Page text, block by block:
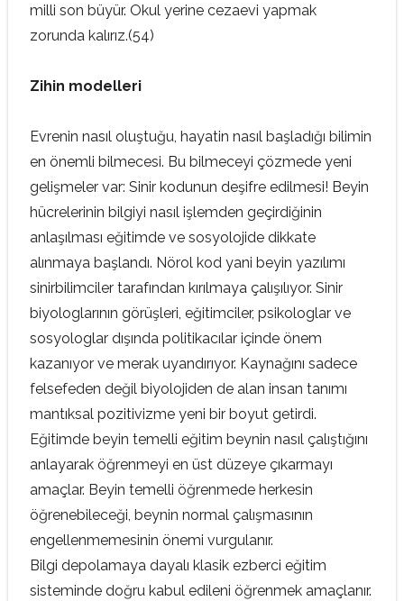
milli son büyür. Okul yerine cezaevi yapmak
zorunda kalırız.(54)
Zihin modelleri
Evrenin nasıl oluştuğu, hayatin nasıl başladığı bilimin
en önemli bilmecesi. Bu bilmeceyi çözmede yeni
gelişmeler var: Sinir kodunun deşifre edilmesi! Beyin
hücrelerinin bilgiyi nasıl işlemden geçirdiğinin
anlaşılması eğitimde ve sosyolojide dikkate
alınmaya başlandı. Nörol kod yani beyin yazılımı
sinirbilimciler tarafından kırılmaya çalışılıyor. Sinir
biyologlarının görüşleri, eğitimciler, psikologlar ve
sosyologlar dışında politikacılar içinde önem
kazanıyor ve merak uyandırıyor. Kaynağını sadece
felsefeden değil biyolojiden de alan insan tanımı
mantıksal pozitivizme yeni bir boyut getirdi.
Eğitimde beyin temelli eğitim beynin nasıl çalıştığını
anlayarak öğrenmeyi en üst düzeye çıkarmayı
amaçlar. Beyin temelli öğrenmede herkesin
öğrenebileceği, beynin normal çalışmasının
engellenmemesinin önemi vurgulanır.
Bilgi depolamaya dayalı klasik ezberci eğitim
sisteminde doğru kabul edileni öğrenmek amaçlanır.